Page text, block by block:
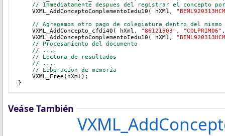
// Inmediatamente despues del registrar el concepto
    VXML_AddConceptoComplementoIedu10( hXMl,
// Agregamos otro pago de colegiatura dentro del
    VXML_AddConcepto_cfdi40( hXml,
"86121503" , "COLPRIM06"
    VXML_AddConceptoComplementoIedu10( hXMl,
// Procesamiento del documento
// ....
// Lectura de resultados
// ....
// Liberacion de memoria
    VXML_Free(hXml);
}
Veáse También